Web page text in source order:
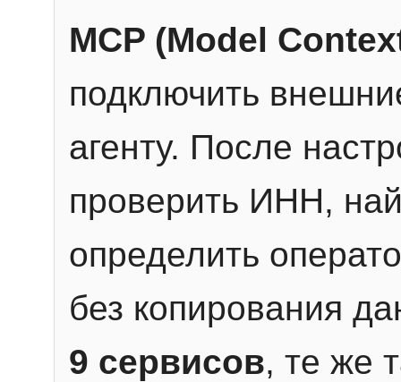
MCP (Model
подключить
агенту. После
проверить ИНН,
определить
без копирования
9 сервисов, те же